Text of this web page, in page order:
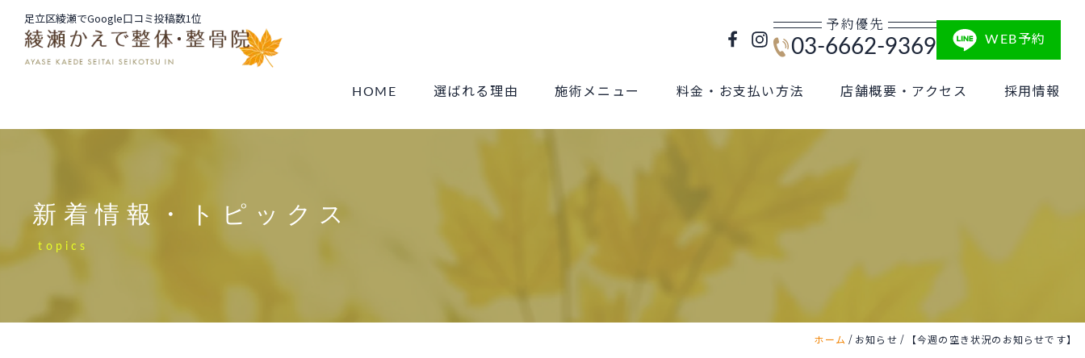
足立区綾瀬でGoogle口コミ投稿数1位 予約優先
03-6662-9369 WEB予約
HOME 選ばれる理由 施術メニュー 料金・お支払い方法 店舗概要・アクセス 採用情報
新着情報・トピックス
topics
ホーム / お知らせ / 【今週の空き状況のお知らせです】